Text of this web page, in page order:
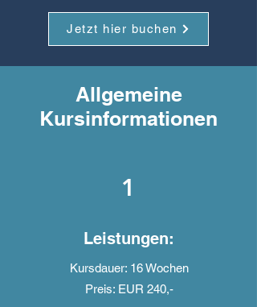
Jetzt hier buchen
Allgemeine
Kursinformationen
1
Leistungen:
Kursdauer: 16 Wochen
Preis: EUR 240,-